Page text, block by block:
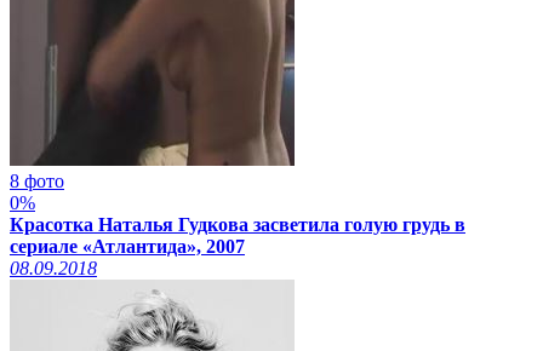
8 фото
0%
Красотка Наталья Гудкова засветила голую грудь в
сериале «Атлантида», 2007
08.09.2018